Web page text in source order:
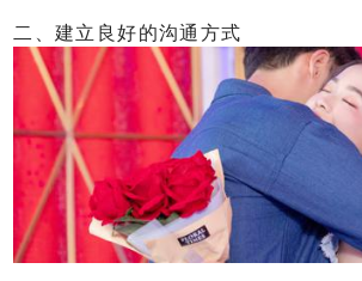
二、建立良好的沟通方式